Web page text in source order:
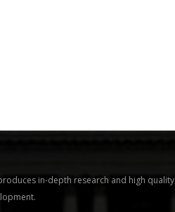
in-depth research and high quality